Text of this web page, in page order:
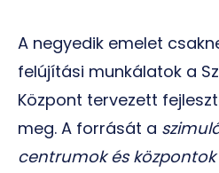
A negyedik emelet
felújítási munkálatok a
Központ tervezett
meg. A forrását a
centrumok és